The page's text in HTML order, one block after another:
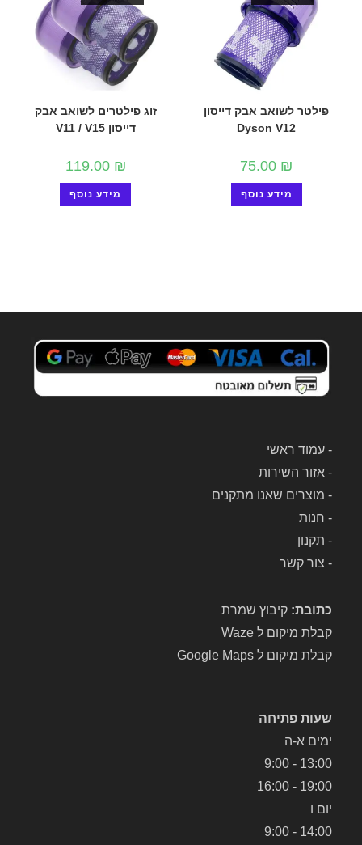
פילטר לשואב אבק דייסון
Dyson V12
75.00 ₪
מידע נוסף
זוג פילטרים לשואב אבק
דייסון V11 / V15
119.00 ₪
מידע נוסף
-עמוד ראשי
-אזור השירות
- מוצרים שאנו מתקנים
- חנות
- תקנון
- צור קשר
כתובת: קיבוץ שמרת
קבלת מיקום ל Waze
קבלת מיקום ל Google Maps
שעות פתיחה
ימים א-ה
13:00 - 9:00
19:00 - 16:00
יום ו
14:00 - 9:00